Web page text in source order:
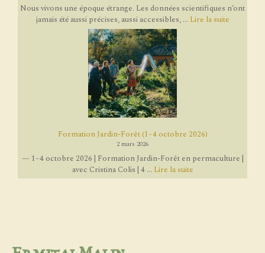
Nous vivons une époque étrange. Les données scientifiques n’ont
jamais été aussi précises, aussi accessibles, ... Lire la suite
Formation Jardin-Forêt (1–4 octobre 2026)
2 mars 2026
— 1–4 octobre 2026 | Formation Jardin-Forêt en permaculture |
avec Cristina Colis | 4 ... Lire la suite